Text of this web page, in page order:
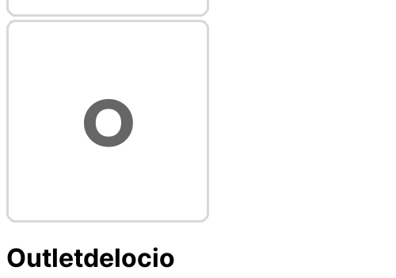
Outletdelocio